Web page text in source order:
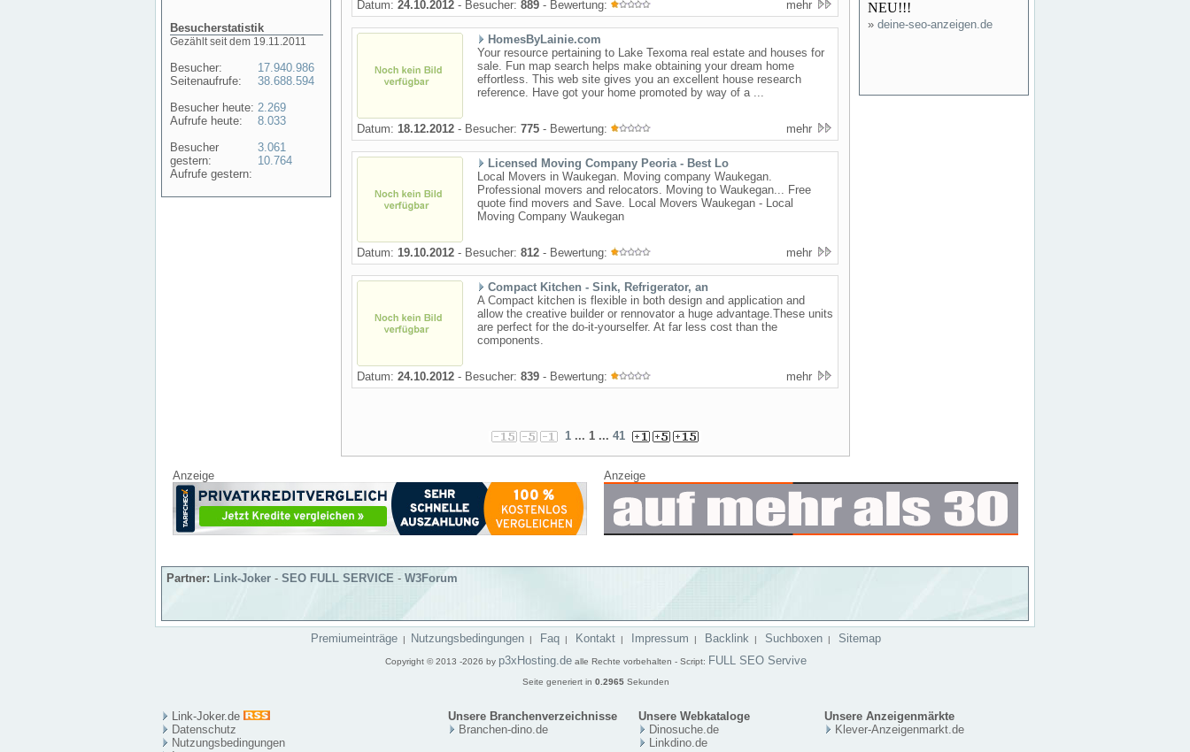
Besucherstatistik
Gezählt seit dem 19.11.2011
Besucher:
Seitenaufrufe:
Besucher heute:
Aufrufe heute:
Besucher
gestern:
Aufrufe gestern:
17.940.986
38.688.594
2.269
8.033
3.061
10.764
Datum: 24.10.2012 - Besucher: 889 - Bewertung: mehr
HomesByLainie.com
Your resource pertaining to Lake Texoma real estate and houses for
sale. Fun map search helps make obtaining your dream home
effortless. This web site gives you an excellent house research
reference. Have got your home promoted by way of a ...
Datum: 18.12.2012 - Besucher: 775 - Bewertung: mehr
Licensed Moving Company Peoria - Best Lo
Local Movers in Waukegan. Moving company Waukegan.
Professional movers and relocators. Moving to Waukegan... Free
quote find movers and Save. Local Movers Waukegan - Local
Moving Company Waukegan
Datum: 19.10.2012 - Besucher: 812 - Bewertung: mehr
Compact Kitchen - Sink, Refrigerator, an
A Compact kitchen is flexible in both design and application and
allow the creative builder or rennovator a huge advantage.These units
are perfect for the do-it-yourselfer. At far less cost than the
components.
Datum: 24.10.2012 - Besucher: 839 - Bewertung: mehr
1 ... 1 ... 41
NEU!!!
» deine-seo-anzeigen.de
Anzeige Anzeige
Partner: Link-Joker - SEO FULL SERVICE - W3Forum
Premiumeinträge| Nutzungsbedingungen| Faq| Kontakt| Impressum | Backlink | Suchboxen| Sitemap
Copyright © 2013 -2026 by p3xHosting.dealle Rechte vorbehalten - Script: FULL SEO Servive
Seite generiert in 0.2965Sekunden
Link-Joker.de Unsere Branchenverzeichnisse Unsere Webkataloge
Unsere Anzeigenmärkte
Datenschutz
Nutzungsbedingungen
Branchen-dino.de
Dinosuche.de
Linkdino.de
Klever-Anzeigenmarkt.de